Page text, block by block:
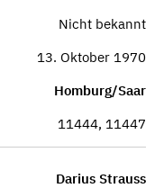
Nicht bekannt
13. Oktober 1970
Homburg/Saar
11444, 11447
Darius Strauss